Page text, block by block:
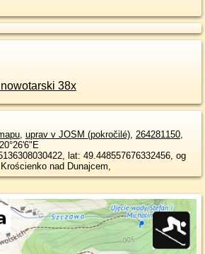
38x
, uprav v JOSM (pokročilé), 264281150,
20°26'6"E
lat: 49.448557676332456, og
nad Dunajcem,